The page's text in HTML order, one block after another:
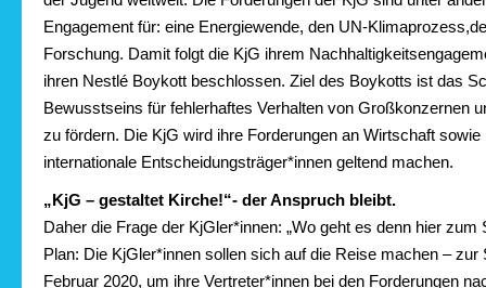
Engagement für: eine Energiewende, den UN-
Forschung. Damit folgt die KjG ihrem
ihren Nestlé Boykott beschlossen. Ziel des Boykotts ist das
Bewusstseins für fehlerhaftes Verhalten von Großkonzernen
zu fördern. Die KjG wird ihre Forderungen an Wirtschaft sowie
internationale Entscheidungsträger*innen geltend machen.
„KjG – gestaltet Kirche!“- der Anspruch bleibt.
Daher die Frage der KjGler*innen: „Wo geht es denn hier zum
Plan: Die KjGler*innen sollen sich auf die Reise machen –
Februar 2020, um ihre Vertreter*innen bei den Forderungen